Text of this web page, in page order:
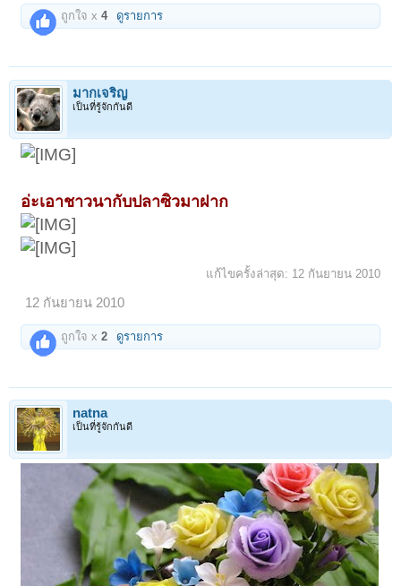
ถูกใจ x4 ดูรายการ
มากเจริญ
เป็นที่รู้จักกันดี
อ่ะเอาชาวนากับปลาซิวมาฝาก
แก้ไขครั้งล่าสุด: 12 กันยายน 2010
12 กันยายน 2010
ถูกใจ x2 ดูรายการ
natna
เป็นที่รู้จักกันดี